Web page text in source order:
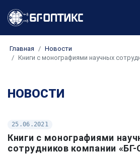
Главная
Новости
Книги с монографиями научных
НОВОСТИ
25.06.2021
Книги с монографиями
сотрудников компании «БГ-